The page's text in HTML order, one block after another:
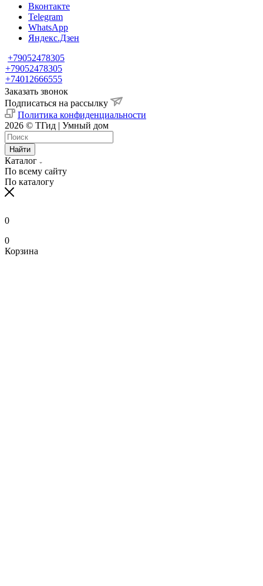
Вконтакте
Telegram
WhatsApp
Яндекс.Дзен
+79052478305
+79052478305
+74012666555
Заказать звонок
Подписаться на рассылку
Политика конфиденциальности
2026 © ТГид | Умный дом
Найти
Каталог
По всему сайту
По каталогу
0
0
Корзина